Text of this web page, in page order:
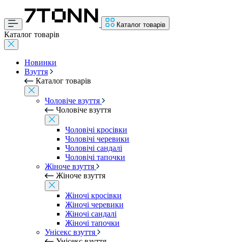
Каталог товарів
Каталог товарів
Новинки
Взуття
Каталог товарів
Чоловіче взуття
Чоловіче взуття
Чоловічі кросівки
Чоловічі черевики
Чоловічі сандалі
Чоловічі тапочки
Жіноче взуття
Жіноче взуття
Жіночі кросівки
Жіночі черевики
Жіночі сандалі
Жіночі тапочки
Унісекс взуття